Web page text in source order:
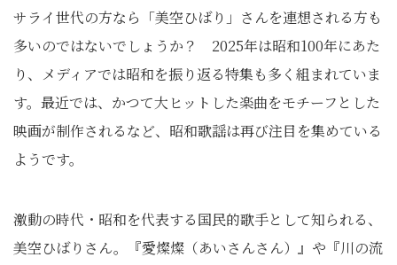
サライ世代の方なら「美空ひばり」さんを連想される方も
多いのではないでしょうか？ 2025年は昭和100年にあた
り、メディアでは昭和を振り返る特集も多く組まれていま
す。最近では、かつて大ヒットした楽曲をモチーフとした
映画が制作されるなど、昭和歌謡は再び注目を集めている
ようです。
激動の時代・昭和を代表する国民的歌手として知られる、
美空ひばりさん。『愛燦燦（あいさんさん）』や『川の流